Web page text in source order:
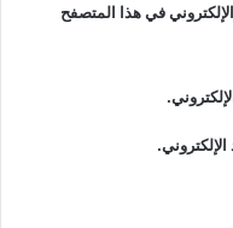
في هذا المتصفح